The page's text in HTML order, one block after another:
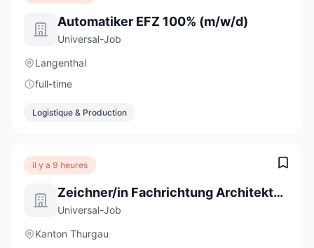
Automatiker EFZ 100% (m/w/d)
Universal-Job
Langenthal
full-time
Logistique & Production
il y a 9 heures
Zeichner/in Fachrichtung Architektur EFZ 100%
Universal-Job
Kanton Thurgau